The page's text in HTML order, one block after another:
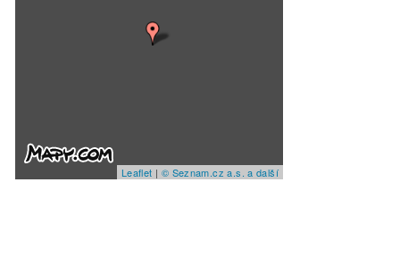
Leaflet | © Seznam.cz a.s. a další